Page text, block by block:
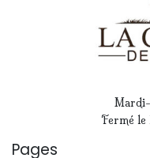
Fermé le
Pages